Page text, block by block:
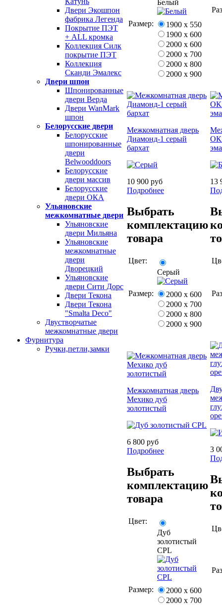
Двери Экошпон
фабрика Легенда
Покрытие ПЭТ
+ ALL кромка
Коллекция Силк
покрытие ПЭТ
Коллекция
Сканди Эмалекс
Двери шпон
Шпонированные
двери Верда
Двери WanMark
шпон
Белорусские двери
Белорусские
шпонированные
двери
Belwooddoors
Белорусские
двери массив
Белорусские
двери ОКА
Ульяновские
межкомнатные двери
Ульяновские
двери Мильяна
Ульяновские
межкомнатные
двери
Дворецкий
Ульяновские
двери Сити Дорс
Двери Текона
Двери Текона
"Smalta Deco"
Двустворчатые
межкомнатные двери
Фурнитура
Ручки,петли,замки
Белый
Размер:
1900 х 550
1900 х 600
2000 х 600
2000 х 700
2000 х 800
2000 х 900
Межкомнатная дверь
Диамонд-1 серый
бархат
10 900 руб
Подробнее
Выбрать
комплектацию
товара
Цвет:
Серый
Размер:
2000 х 600
2000 х 700
2000 х 800
2000 х 900
13
Межкомнатная дверь
Мехико дуб
золотистый
6 800 руб
Подробнее
Выбрать
комплектацию
товара
Цвет:
Дуб
золотистый
CPL
Размер:
2000 х 600
2000 х 700
3